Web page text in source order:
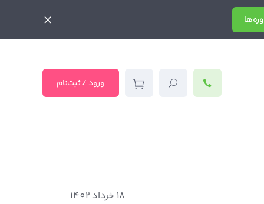
ورود / ثبت‌نام
18 خرداد 1402